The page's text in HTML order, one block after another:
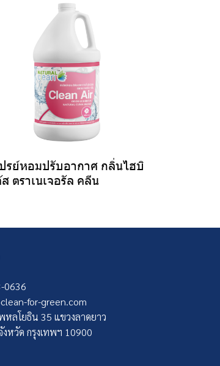
รย์หอมปรับอากาศ กลิ่นไฮบิ
ตราเนเจอรัล คลีน
0636
for-green.com
หลโยธิน 35 แขวงลาดยาว
งหวัด กรุงเทพฯ 10900